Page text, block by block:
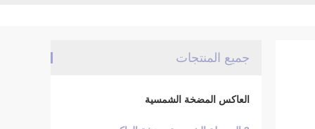
جميع المنتجات
العاكس المضخة الشمسية